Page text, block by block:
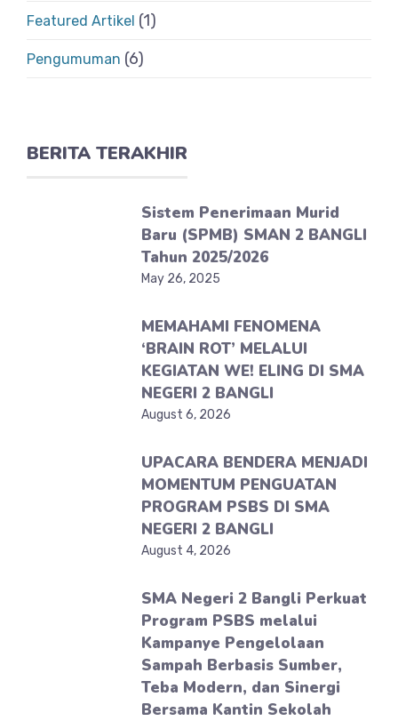
Featured Artikel (1)
Pengumuman (6)
BERITA TERAKHIR
Sistem Penerimaan Murid
Baru (SPMB) SMAN 2 BANGLI
Tahun 2025/2026
May 26, 2025
MEMAHAMI FENOMENA
‘BRAIN ROT’ MELALUI
KEGIATAN WE! ELING DI SMA
NEGERI 2 BANGLI
August 6, 2026
UPACARA BENDERA MENJADI
MOMENTUM PENGUATAN
PROGRAM PSBS DI SMA
NEGERI 2 BANGLI
August 4, 2026
SMA Negeri 2 Bangli Perkuat
Program PSBS melalui
Kampanye Pengelolaan
Sampah Berbasis Sumber,
Teba Modern, dan Sinergi
Bersama Kantin Sekolah